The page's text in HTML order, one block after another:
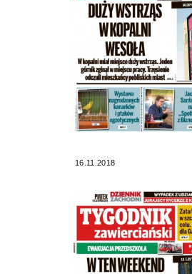
16.11.2018